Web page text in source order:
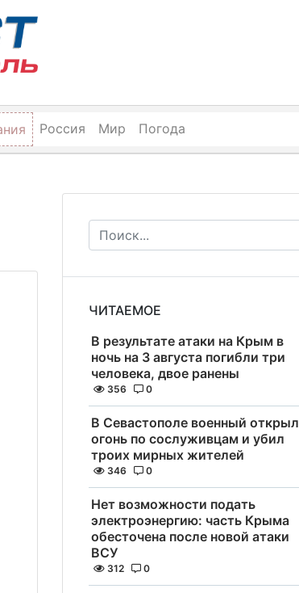
Россия Мир Погода
ЧИТАЕМОЕ
В результате атаки на Крым в
ночь на 3 августа погибли три
человека, двое ранены
356 0
В Севастополе военный открыл
огонь по сослуживцам и убил
троих мирных жителей
346 0
Нет возможности подать
электроэнергию: часть Крыма
обесточена после новой атаки
ВСУ
312 0